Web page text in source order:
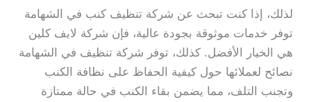
لذلك، إذا كنت تبحث عن شركة تنظيف كنب في الشهامة
توفر خدمات موثوقة بجودة عالية، فإن شركة لايف كلين
هي الخيار الأفضل. كذلك، توفر شركة تنظيف في الشهامة
نصائح لعملائها حول كيفية الحفاظ على نظافة الكنب
وتجنب التلف، مما يضمن بقاء الكنب في حالة ممتازة